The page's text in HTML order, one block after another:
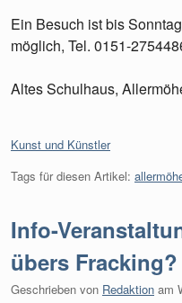
Ein Besuch ist bis
möglich, Tel. 0151-
Altes Schulhaus,
Kategorien:
Kunst und Künstler
Tags für diesen Artikel:
Info-
übers Fracking?
Geschrieben von Redaktion am